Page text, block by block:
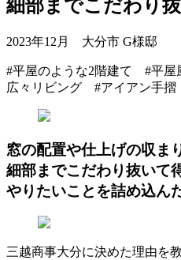
細部までこだわり
2023年12月 大分市 G様邸
#平屋のような2階建て #平
広々リビング #アイアン手
窓の配置や仕上げの収ま
細部までこだわり抜いて
やりたいことを詰め込ん
三越商事大分に決めた理由を